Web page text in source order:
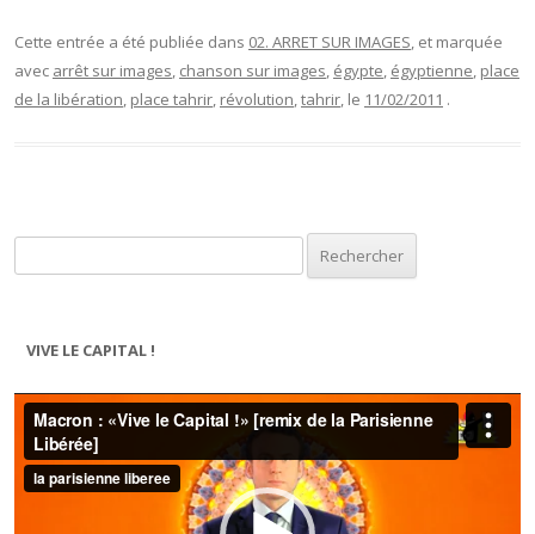
Cette entrée a été publiée dans 02. ARRET SUR IMAGES, et marquée
avec arrêt sur images, chanson sur images, égypte, égyptienne, place
de la libération, place tahrir, révolution,tahrir, le 11/02/2011 .
VIVE LE CAPITAL !
Lecteur
vidéo